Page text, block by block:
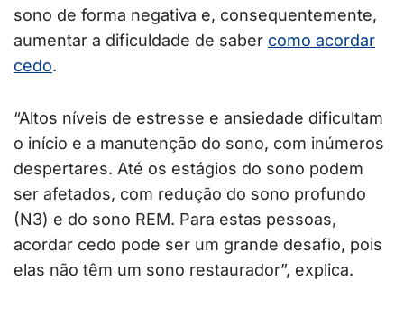
sono de forma negativa e, consequentemente,
aumentar a dificuldade de saber como acordar
cedo.
“Altos níveis de estresse e ansiedade dificultam
o início e a manutenção do sono, com inúmeros
despertares. Até os estágios do sono podem
ser afetados, com redução do sono profundo
(N3) e do sono REM. Para estas pessoas,
acordar cedo pode ser um grande desafio, pois
elas não têm um sono restaurador”, explica.